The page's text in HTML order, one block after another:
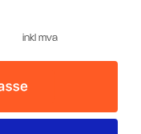
inkl mva